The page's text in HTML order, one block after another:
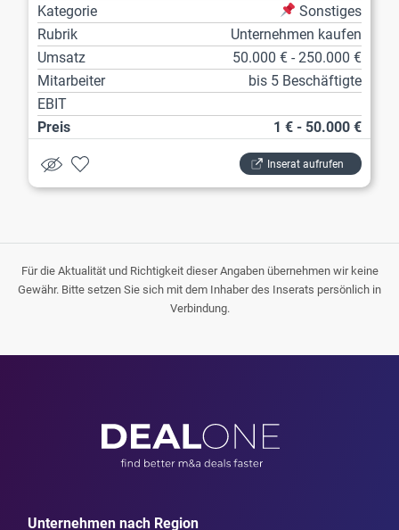
Kategorie
Sonstiges
Rubrik
Unternehmen kaufen
Umsatz
50.000 € - 250.000 €
Mitarbeiter
bis 5 Beschäftigte
EBIT
Preis
1 € - 50.000 €
Inserat aufrufen
Für die Aktualität und Richtigkeit dieser Angaben übernehmen wir keine
Gewähr. Bitte setzen Sie sich mit dem Inhaber des Inserats persönlich in
Verbindung.
Unternehmen nach Region